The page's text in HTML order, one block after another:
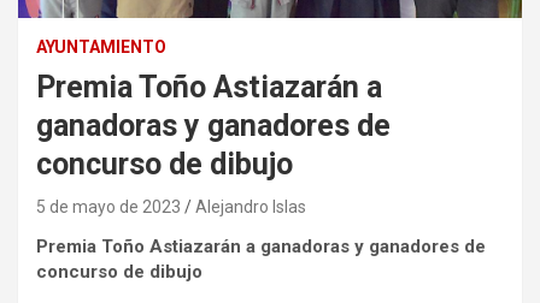
AYUNTAMIENTO
Premia Toño Astiazarán a
ganadoras y ganadores de
concurso de dibujo
5 de mayo de 2023 Alejandro Islas
Premia Toño Astiazarán a ganadoras y ganadores de
concurso de dibujo